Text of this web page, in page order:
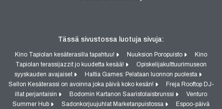
Tässä sivustossa luotuja sivuja:
Kino Tapiolan kesäterasilla tapahtuu! Nuuksion Poropuisto
Kino
Tapiolan terassijazzit jo kuudetta kesää!
Opiskelijakulttuurimuseon
syyskauden avajaiset
Haltia Games: Pelataan luonnon puolesta
Sellon Kesäterassi on avoinna joka päivä koko kesän!
Freja Rooftop DJ-
illat perjantaisin
Bodomin Kartanon Saaristolaisbrunssi
Venturo
Summer Hub
Sadonkorjuujuhlat Marketanpuistossa
Espoo-päivä